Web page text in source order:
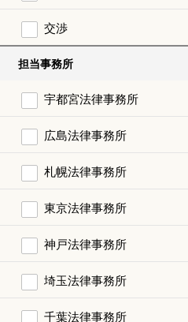
交渉
担当事務所
宇都宮法律事務所
広島法律事務所
札幌法律事務所
東京法律事務所
神戸法律事務所
埼玉法律事務所
千葉法律事務所